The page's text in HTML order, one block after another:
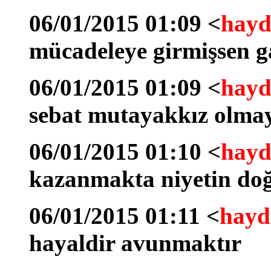
06/01/2015 01:09 <
mücadeleye girmişsen
06/01/2015 01:09 <
sebat mutayakkız
06/01/2015 01:10 <
kazanmakta niyetin
06/01/2015 01:11 <
hayaldir avunmaktır